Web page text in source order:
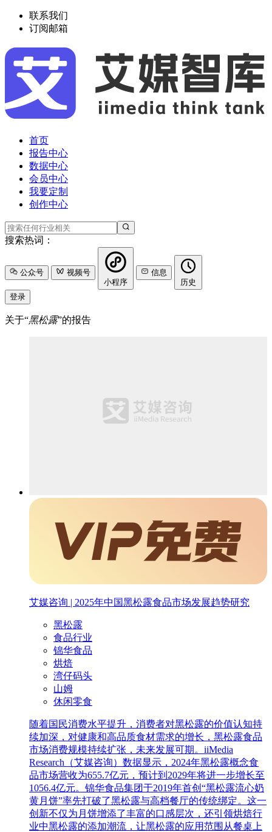
联系我们
订阅邮箱
首页
报告中心
数据中心
会员中心
我要定制
创作中心
搜索热词：
公众号
视频号
小程序
信息
历史
登录
关于“黑松露”的报告
艾媒咨询 | 2025年中国黑松露食品市场发展趋势研究
黑松露
食品行业
锦华食品
烘焙
湾仔码头
山姆
休闲零食
随着国民消费水平提升，消费者对黑松露的价值认知持
续加深，对健康和高品质食材需求的增长，黑松露食品
市场消费规模持续扩张，未来发展可期。iiMedia
Research（艾媒咨询）数据显示，2024年黑松露概念食
品市场营收为655.7亿元，预计到2029年将进一步增长至
1056.4亿元。锦华食品集团于2019年首创“黑松露流心奶
黄月饼”率先打破了黑松露与高档餐厅的传统绑定。这一
创新不仅为月饼增添了丰富的口感层次，还引领烘焙行
业中黑松露的添加潮流，让黑松露的应用范围从餐桌上